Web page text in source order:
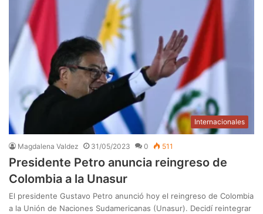
Internacionales
Magdalena Valdez 31/05/2023 0 511
Presidente Petro anuncia reingreso de
Colombia a la Unasur
El presidente Gustavo Petro anunció hoy el reingreso de Colombia
a la Unión de Naciones Sudamericanas (Unasur). Decidí reintegrar